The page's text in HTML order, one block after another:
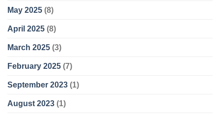
May 2025 (8)
April 2025 (8)
March 2025 (3)
February 2025 (7)
September 2023 (1)
August 2023 (1)